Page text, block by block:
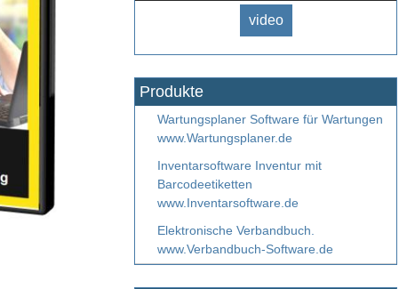
video
Produkte
Wartungsplaner Software für Wartungen
www.Wartungsplaner.de
Inventarsoftware Inventur mit
Barcodeetiketten
www.Inventarsoftware.de
Elektronische Verbandbuch.
www.Verbandbuch-Software.de